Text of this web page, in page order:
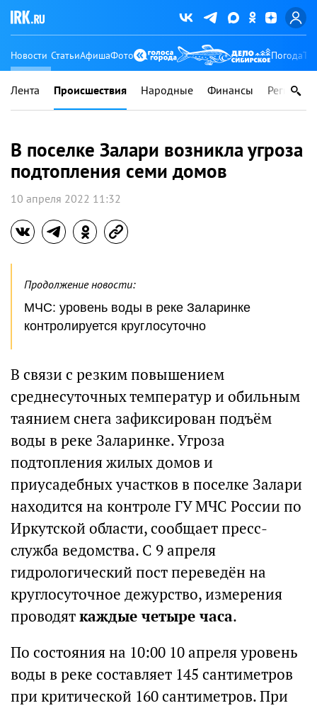
Новости СтатьиАфишаФото Погода
Лента Происшествия Народные Финансы Регионы
В поселке Залари возникла угроза
подтопления семи домов
10 апреля 2022 11:32
Продолжение новости:
МЧС: уровень воды в реке Заларинке
контролируется круглосуточно
В связи с резким повышением
среднесуточных температур и обильным
таянием снега зафиксирован подъём
воды в реке Заларинке. Угроза
подтопления жилых домов и
приусадебных участков в поселке Залари
находится на контроле ГУ МЧС России по
Иркутской области, сообщает пресс-
служба ведомства. С 9 апреля
гидрологический пост переведён на
круглосуточное дежурство, измерения
проводяткаждые четыре часа.
По состояния на 10:00 10 апреля уровень
воды в реке составляет 145 сантиметров
при критической 160 сантиметров. При